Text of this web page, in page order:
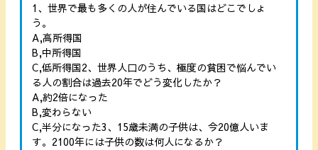
1、世界で最も多くの人が住んでいる国はどこでしょ
う。
A,高所得国
B,中所得国
C,低所得国2、世界人口のうち、極度の貧困で悩んでい
る人の割合は過去20年でどう変化したか？
A,約2倍になった
B,変わらない
C,半分になった3、15歳未満の子供は、今20億人いま
す。2100年には子供の数は何人になるか？